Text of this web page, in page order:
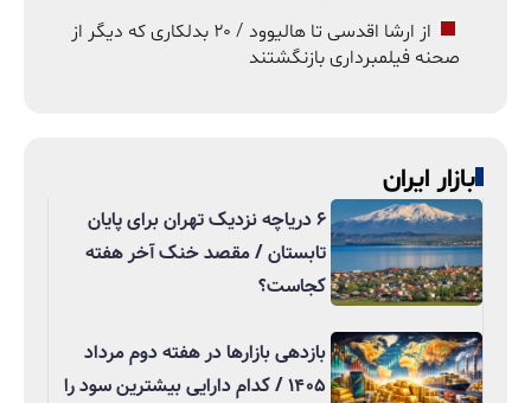
از ارشا اقدسی تا هالیوود / ۲۰ بدلکاری که دیگر از
صحنه فیلمبرداری بازنگشتند
بازار ایران
۶ دریاچه نزدیک تهران برای پایان
تابستان / مقصد خنک آخر هفته
کجاست؟
بازدهی بازارها در هفته دوم مرداد
۱۴۰۵ / کدام دارایی بیشترین سود را